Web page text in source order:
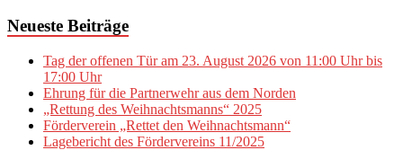
Neueste Beiträge
Tag der offenen Tür am 23. August 2026 von 11:00 Uhr bis
17:00 Uhr
Ehrung für die Partnerwehr aus dem Norden
„Rettung des Weihnachtsmanns“ 2025
Förderverein „Rettet den Weihnachtsmann“
Lagebericht des Fördervereins 11/2025